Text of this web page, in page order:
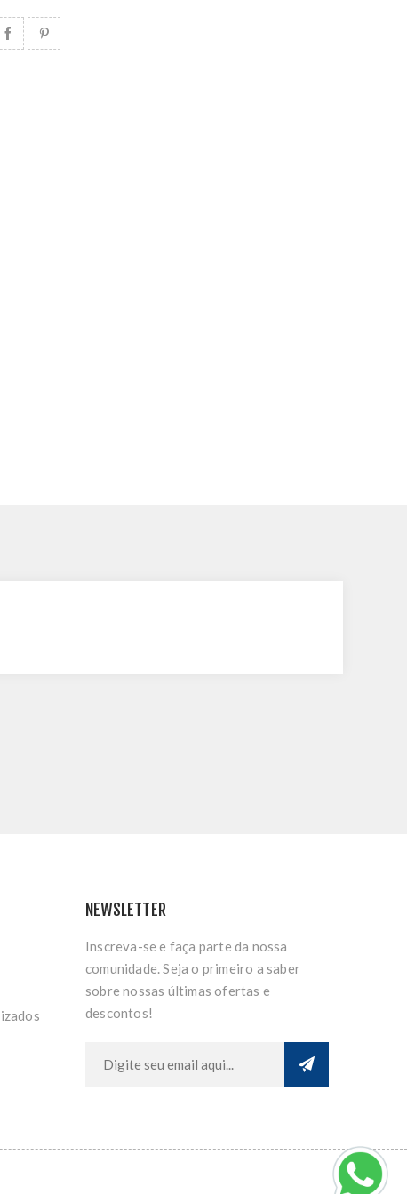
NEWSLETTER
Inscreva-se e faça parte da nossa
comunidade. Seja o primeiro a saber
sobre nossas últimas ofertas e
descontos!